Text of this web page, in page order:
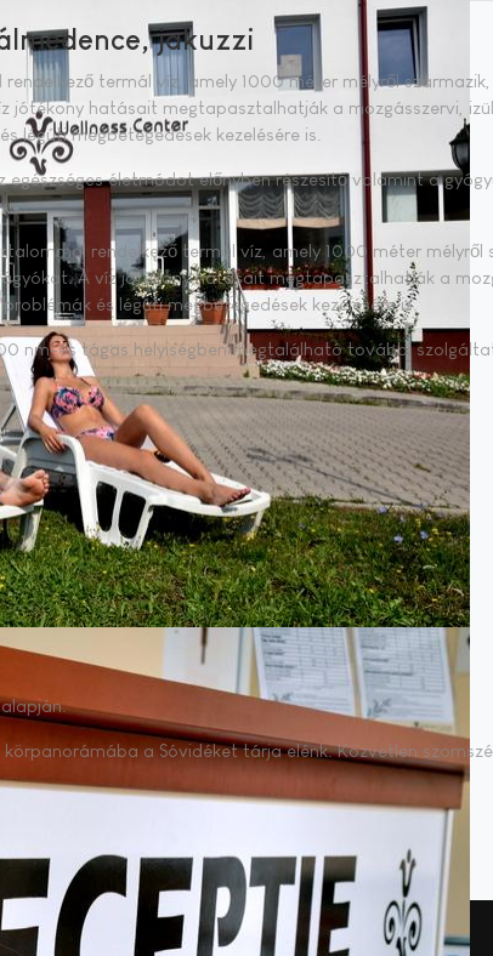
jakuzzi
ter­mál víz, amely 1000 mé­ter mély­ről
jó­té­kony ha­tá­sa­it meg­ta­pasz­tal­hat­ják a moz­gás­szer­vi,
lég­úti meg­be­te­ge­dé­sek ke­ze­lé­sé­re is.
élet­mó­dot előny­ben ré­sze­sí­tő va­la­mint a
ren­del­ke­ző ter­mál víz, amely 1000 mé­ter
A víz jó­té­kony ha­tá­sa­it meg­ta­pasz­tal­hat­ják a
és lég­úti meg­be­te­ge­dé­sek ke­ze­lé­sé­re is.
nm-es tá­gas he­lyi­ség­ben meg­ta­lál­ha­tó to­váb­bi
a Só­vi­dé­ket tár­ja elénk. Köz­vet­len